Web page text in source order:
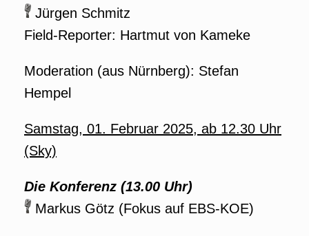
Jürgen Schmitz
Field-Reporter: Hartmut von Kameke
Moderation (aus Nürnberg): Stefan
Hempel
Samstag, 01. Februar 2025, ab 12.30 Uhr
(Sky)
Die Konferenz (13.00 Uhr)
Markus Götz (Fokus auf EBS-KOE)